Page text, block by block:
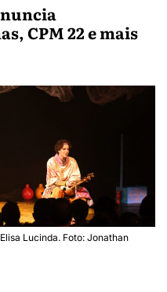
CPM 22 e mais
Lucinda. Foto: Jonathan